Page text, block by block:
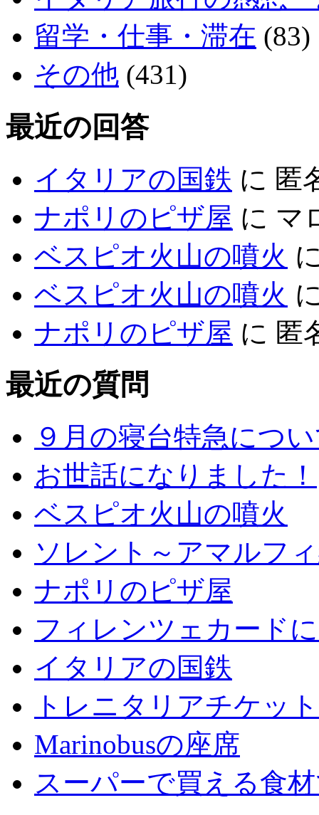
留学・仕事・滞在 (83)
その他 (431)
最近の回答
イタリアの国鉄 に 匿
ナポリのピザ屋 に マ
ベスピオ火山の噴火
ベスピオ火山の噴火
ナポリのピザ屋 に 匿
最近の質問
９月の寝台特急につ
お世話になりました！
ベスピオ火山の噴火
ソレント～アマルフ
ナポリのピザ屋
フィレンツェカード
イタリアの国鉄
トレニタリアチケッ
Marinobusの座席
スーパーで買える食